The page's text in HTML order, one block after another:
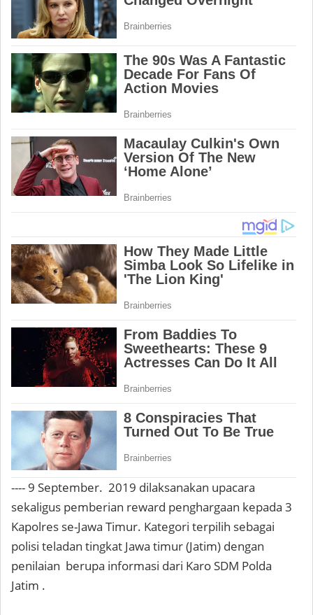
---- 9 September. 2019 dilaksanakan upacara
sekaligus pemberian reward penghargaan kepada 3
Kapolres se-Jawa Timur. Kategori terpilih sebagai
polisi teladan tingkat Jawa timur (Jatim) dengan
penilaian berupa informasi dari Karo SDM Polda
Jatim .